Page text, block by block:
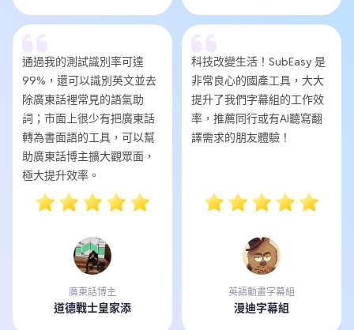
通過我的測試識別率可達
99%，還可以識別英文並去
除廣東話裡常見的語氣助
詞；市面上很少有把廣東話
轉為書面語的工具，可以幫
助廣東話博主擴大觀眾面，
極大提升效率。
廣東話博主
道德戰士皇家添
科技改變生活！SubEasy 是
非常良心的國產工具，大大
提升了我們字幕組的工作效
率，推薦同行或有AI聽寫翻
譯需求的朋友體驗！
英語動畫字幕組
漫迪字幕組